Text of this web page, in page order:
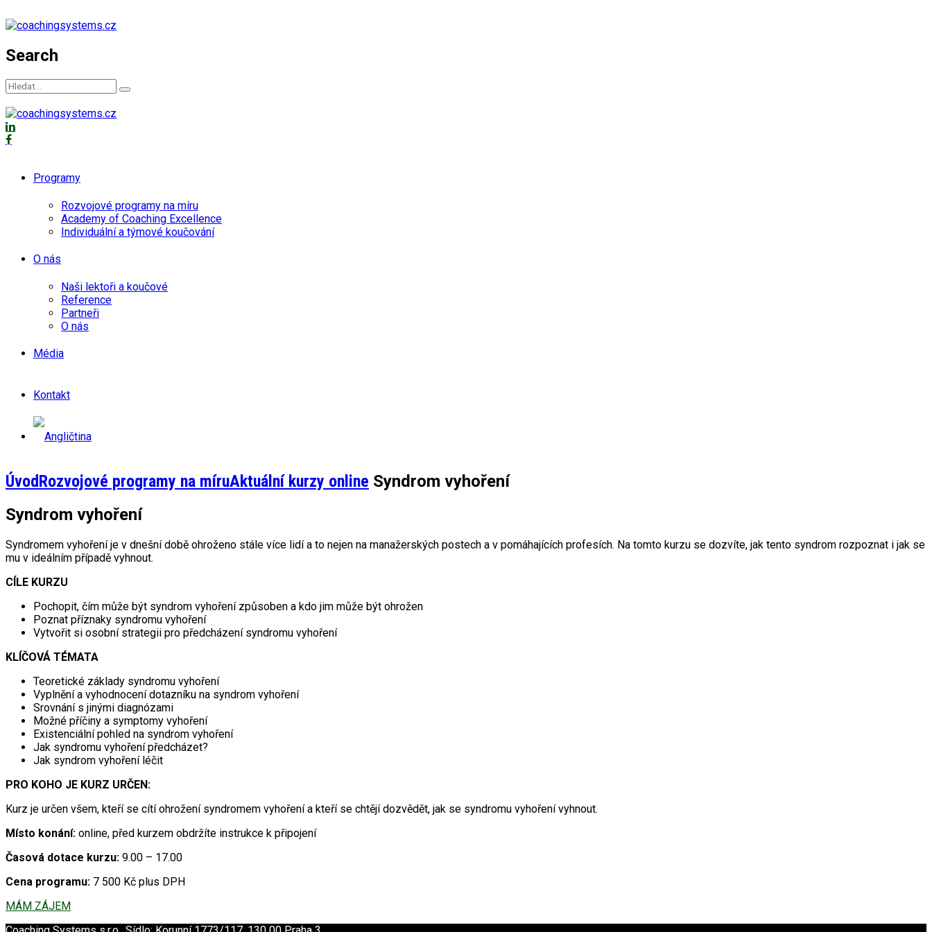
Search
Programy
Rozvojové programy na míru
Academy of Coaching Excellence
Individuální a týmové koučování
O nás
Naši lektoři a koučové
Reference
Partneři
O nás
Média
Kontakt
ÚvodRozvojové programy na míruAktuální kurzy online Syndrom vyhoření
Syndrom vyhoření
Syndromem vyhoření je v dnešní době ohroženo stále více lidí a to nejen na manažerských postech a v pomáhajících profesích. Na tomto kurzu se dozvíte, jak tento syndrom rozpoznat i jak se
mu v ideálním případě vyhnout.
CÍLE KURZU
Pochopit, čím může být syndrom vyhoření způsoben a kdo jim může být ohrožen
Poznat příznaky syndromu vyhoření
Vytvořit si osobní strategii pro předcházení syndromu vyhoření
KLÍČOVÁ TÉMATA
Teoretické základy syndromu vyhoření
Vyplnění a vyhodnocení dotazníku na syndrom vyhoření
Srovnání s jinými diagnózami
Možné příčiny a symptomy vyhoření
Existenciální pohled na syndrom vyhoření
Jak syndromu vyhoření předcházet?
Jak syndrom vyhoření léčit
PRO KOHO JE KURZ URČEN:
Kurz je určen všem, kteří se cítí ohrožení syndromem vyhoření a kteří se chtějí dozvědět, jak se syndromu vyhoření vyhnout.
Místo konání: online, před kurzem obdržíte instrukce k připojení
Časová dotace kurzu: 9.00 – 17.00
Cena programu: 7 500 Kč plus DPH
MÁM ZÁJEM